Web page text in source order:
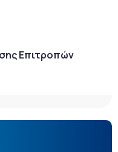
Επιτροπών